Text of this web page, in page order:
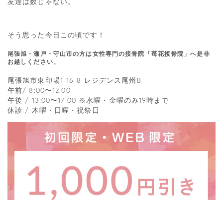
そう思った今日この頃です！
尾張旭・瀬戸・守山市の方は女性専門の接骨院「苺花接骨院」へ是非
お越しください。
尾張旭市東印場1-16-8 レジデンス尾州B
午前/ 8:00〜12:00
午後 / 13:00〜17:00 ※水曜・金曜のみ19時まで
休診 / 木曜・日曜・祝祭日